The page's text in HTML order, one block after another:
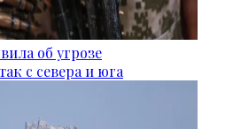
об угрозе
с севера и юга